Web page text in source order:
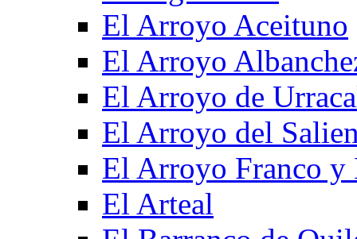
El Arroyo Aceituno
El Arroyo
El Arroyo de
El Arroyo del
El Arroyo Franco y
El Arteal